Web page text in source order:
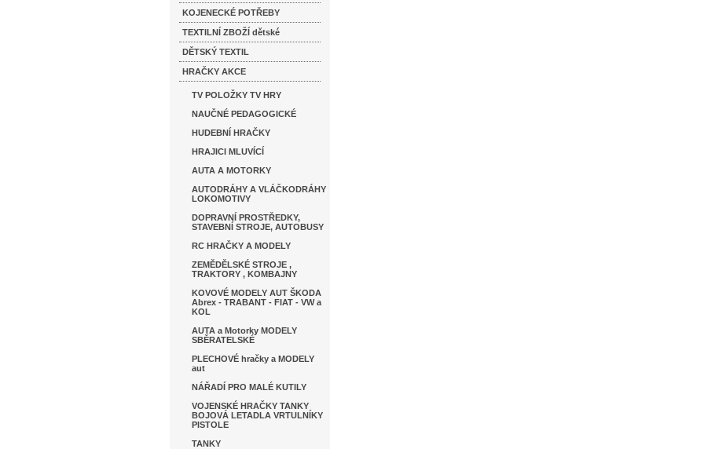
KOJENECKÉ POTŘEBY
TEXTILNÍ ZBOŽÍ dětské
DĚTSKÝ TEXTIL
HRAČKY AKCE
TV POLOŽKY TV HRY
NAUČNÉ PEDAGOGICKÉ
HUDEBNÍ HRAČKY
HRAJICI MLUVÍCÍ
AUTA A MOTORKY
AUTODRÁHY A VLÁČKODRÁHY
LOKOMOTIVY
DOPRAVNÍ PROSTŘEDKY,
STAVEBNÍ STROJE, AUTOBUSY
RC HRAČKY A MODELY
ZEMĚDĚLSKÉ STROJE ,
TRAKTORY , KOMBAJNY
KOVOVÉ MODELY AUT ŠKODA
Abrex - TRABANT - FIAT - VW a
KOL
AUTA a Motorky MODELY
SBĚRATELSKÉ
PLECHOVÉ hračky a MODELY
aut
NÁŘADÍ PRO MALÉ KUTILY
VOJENSKÉ HRAČKY TANKY
BOJOVÁ LETADLA VRTULNÍKY
PISTOLE
TANKY